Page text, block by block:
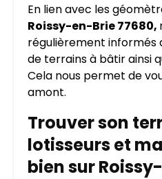
En lien avec les
Roissy-en-Brie 77680,
régulièrement informés
de terrains à bâtir ainsi
Cela nous permet de
amont.
Trouver son
lotisseurs et
bien sur